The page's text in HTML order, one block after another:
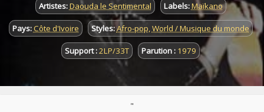
Artistes:Daouda le Sentimental Labels:Maïkano
Pays:Côte d'Ivoire Styles:Afro-pop,World / Musique du monde
Support :2LP/33T Parution : 1979
"